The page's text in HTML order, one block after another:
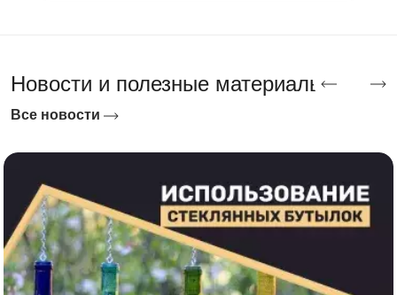
Новости и полезные материалы
Все новости